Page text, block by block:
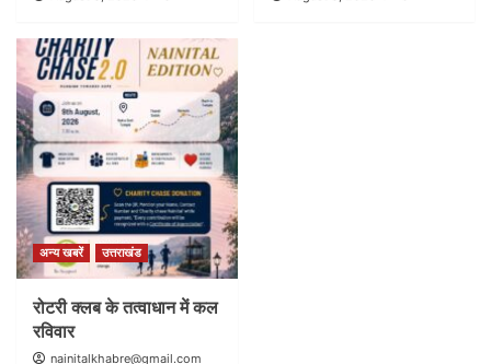
अन्य खबरें उत्तराखंड
रोटरी क्लब के तत्वाधान में कल
रविवार
nainitalkhabre@gmail.com